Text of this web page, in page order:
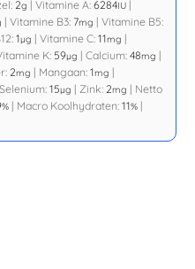
2g |Vitamine A:6284IU |
|Vitamine B3: 7mg |Vitamine B5:
1µg |Vitamine C:11mg |
K: 59µg |Calcium:48mg |
2mg | Mangaan:1mg |
Selenium:15µg | Zink: 2mg | Netto
% | Macro Koolhydraten:11% |